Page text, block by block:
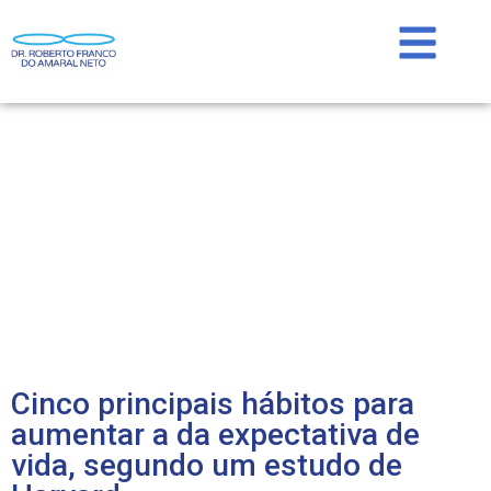
Cinco principais hábitos para
aumentar a da expectativa de
vida, segundo um estudo de